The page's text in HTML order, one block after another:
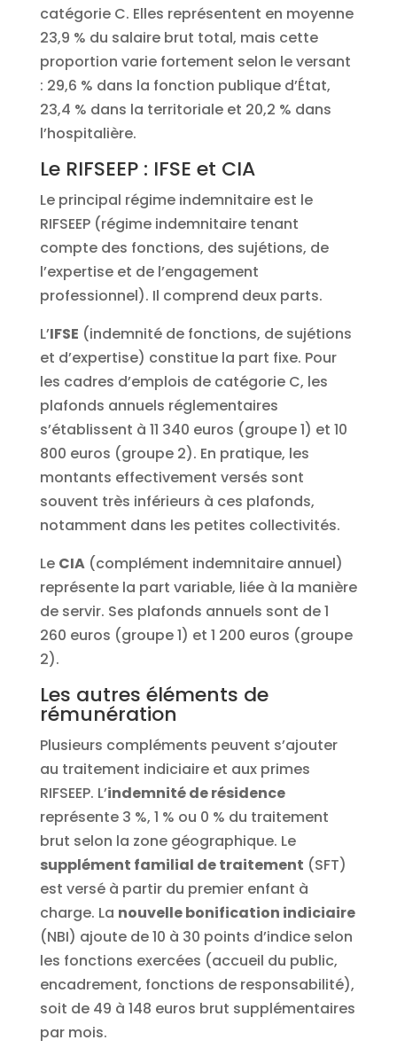
catégorie C. Elles représentent en moyenne
23,9 % du salaire brut total, mais cette
proportion varie fortement selon le versant
: 29,6 % dans la fonction publique d’État,
23,4 % dans la territoriale et 20,2 % dans
l’hospitalière.
Le RIFSEEP : IFSE et CIA
Le principal régime indemnitaire est le
RIFSEEP (régime indemnitaire tenant
compte des fonctions, des sujétions, de
l’expertise et de l’engagement
professionnel). Il comprend deux parts.
L’IFSE (indemnité de fonctions, de sujétions
et d’expertise) constitue la part fixe. Pour
les cadres d’emplois de catégorie C, les
plafonds annuels réglementaires
s’établissent à 11 340 euros (groupe 1) et 10
800 euros (groupe 2). En pratique, les
montants effectivement versés sont
souvent très inférieurs à ces plafonds,
notamment dans les petites collectivités.
Le CIA(complément indemnitaire annuel)
représente la part variable, liée à la manière
de servir. Ses plafonds annuels sont de 1
260 euros (groupe 1) et 1 200 euros (groupe
2).
Les autres éléments de
rémunération
Plusieurs compléments peuvent s’ajouter
au traitement indiciaire et aux primes
RIFSEEP. L’indemnité de résidence
représente 3 %, 1 % ou 0 % du traitement
brut selon la zone géographique. Le
supplément familial de traitement (SFT)
est versé à partir du premier enfant à
charge. La nouvelle bonification indiciaire
(NBI) ajoute de 10 à 30 points d’indice selon
les fonctions exercées (accueil du public,
encadrement, fonctions de responsabilité),
soit de 49 à 148 euros brut supplémentaires
par mois.